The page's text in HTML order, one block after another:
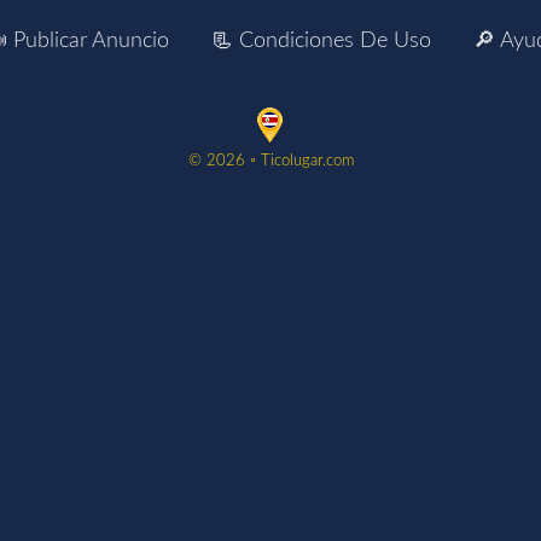
Publicar Anuncio 📃 Condiciones De Uso 🔎
©️ 2026 ▫️ Ticolugar.com